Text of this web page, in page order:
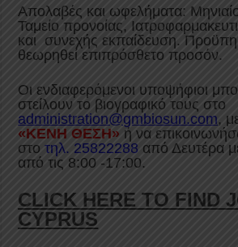
Απολαβές και ωφελήματα:
Ταμείο προνοίας,
και συνεχής εκπαίδευση.
θεωρηθεί επιπρόσθετο προσόν.
Οι ενδιαφερόμενοι υποψήφιοι
στείλουν το βιογραφικό τους στο
administration@gmbiosun.com,
«ΚΕΝΗ ΘΕΣΗ» ή να
στοτηλ. 25822288 από Δευτέρα
από τις 8:00 -17:00.
CLICK HERE TO FIND
CYPRUS